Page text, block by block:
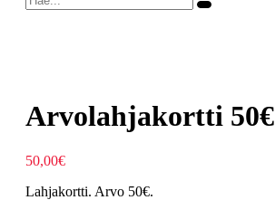
Arvolahjakortti 50€
50,00€
Lahjakortti. Arvo 50€.